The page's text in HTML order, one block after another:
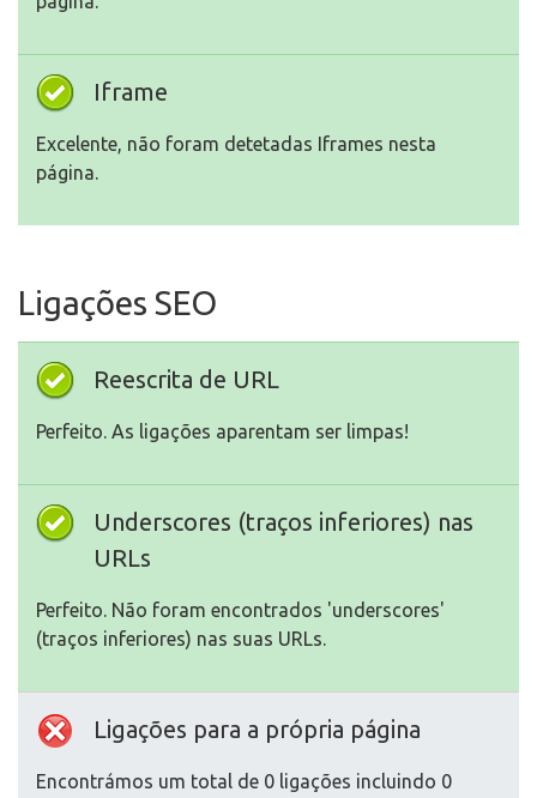
Iframe
Excelente, não foram detetadas Iframes nesta
página.
Ligações SEO
Reescrita de URL
Perfeito. As ligações aparentam ser limpas!
Underscores (traços inferiores) nas
URLs
Perfeito. Não foram encontrados 'underscores'
(traços inferiores) nas suas URLs.
Ligações para a própria página
Encontrámos um total de 0 ligações incluindo 0